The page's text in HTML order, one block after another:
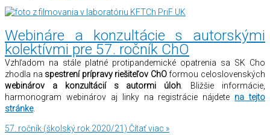
Webináre a konzultácie s autorskými
kolektívmi pre 57. ročník ChO
Vzhľadom na stále platné protipandemické opatrenia sa SK Cho
zhodla na spestrení prípravy riešiteľov ChOformou celoslovenských
webinárov a konzultácií s autormi úloh. Bližšie informácie,
harmonogram webinárov aj linky na registrácie nájdete na tejto
stránke.
57. ročník (školský rok 2020/21) Čítať viac »